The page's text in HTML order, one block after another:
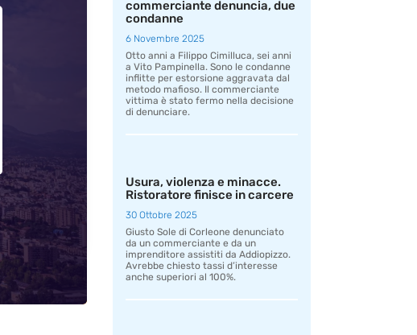
commerciante denuncia, due
condanne
6 Novembre 2025
Otto anni a Filippo Cimilluca, sei anni
a Vito Pampinella. Sono le condanne
inflitte per estorsione aggravata dal
metodo mafioso. Il commerciante
vittima è stato fermo nella decisione
di denunciare.
Usura, violenza e minacce.
Ristoratore finisce in carcere
30 Ottobre 2025
Giusto Sole di Corleone denunciato
da un commerciante e da un
imprenditore assistiti da Addiopizzo.
Avrebbe chiesto tassi d’interesse
anche superiori al 100%.